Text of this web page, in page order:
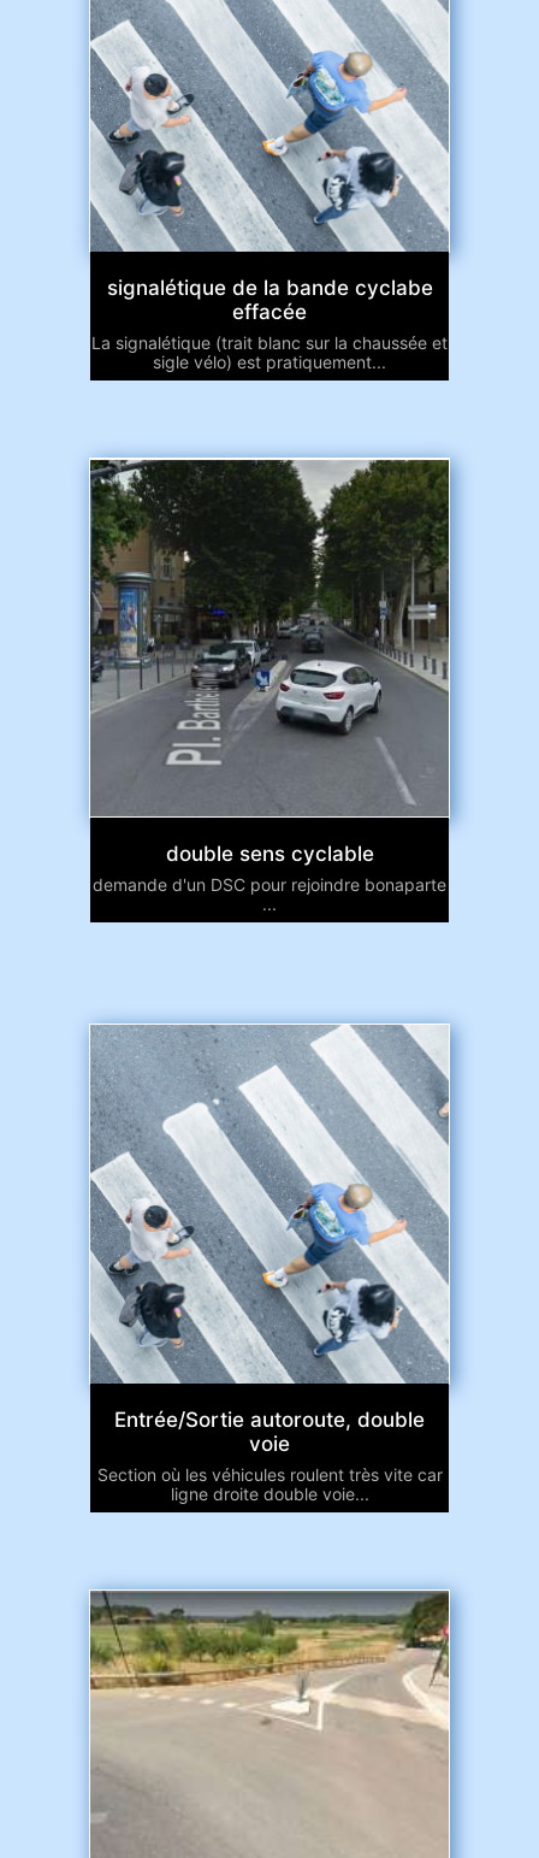
signalétique de la bande cyclabe
effacée
La signalétique (trait blanc sur la chaussée et
sigle vélo) est pratiquement...
double sens cyclable
demande d'un DSC pour rejoindre bonaparte
...
Entrée/Sortie autoroute, double
voie
Section où les véhicules roulent très vite car
ligne droite double voie...